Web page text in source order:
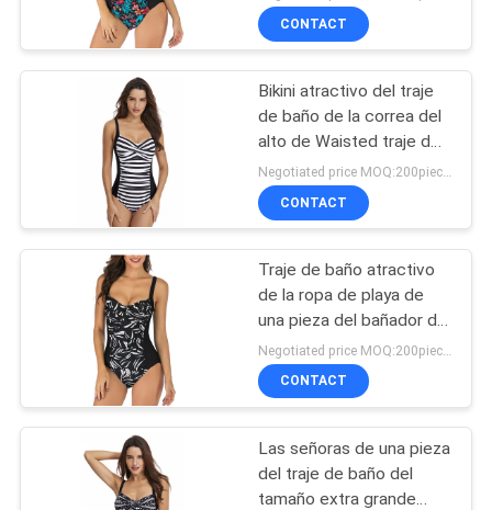
PRIVACY
POLICY
Tela suave de Tulle
75
Señoras Maxi Dress
38
una pieza de los bikinis
CONTACT
Bikini atractivo del traje
de baño de la correa del
alto de Waisted traje de
baño de una pieza de los
bañadores
CONTACT
Traje de baño atractivo
de la ropa de playa de
una pieza del bañador del
poliéster de las señoras
CONTACT
Las señoras de una pieza
del traje de baño del
tamaño extra grande